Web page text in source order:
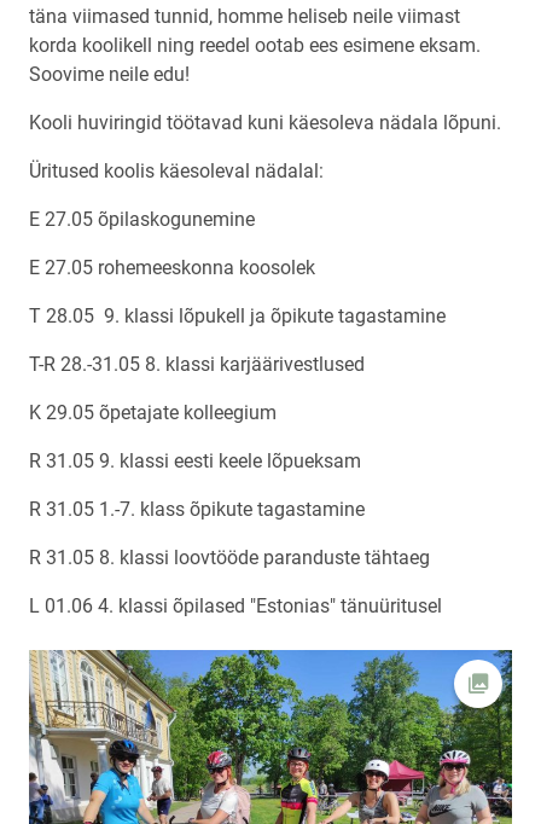
täna viimased tunnid, homme heliseb neile viimast
korda koolikell ning reedel ootab ees esimene eksam.
Soovime neile edu!
Kooli huviringid töötavad kuni käesoleva nädala lõpuni.
Üritused koolis käesoleval nädalal:
E 27.05 õpilaskogunemine
E 27.05 rohemeeskonna koosolek
T 28.05 9. klassi lõpukell ja õpikute tagastamine
T-R 28.-31.05 8. klassi karjäärivestlused
K 29.05 õpetajate kolleegium
R 31.05 9. klassi eesti keele lõpueksam
R 31.05 1.-7. klass õpikute tagastamine
R 31.05 8. klassi loovtööde paranduste tähtaeg
L 01.06 4. klassi õpilased "Estonias" tänuüritusel
Ava